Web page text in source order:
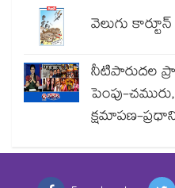
వెలుగు
నీటిపారుదల
పెంపు-
క్షమాపణ-